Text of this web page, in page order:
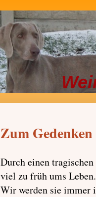
Zum Gedenken
Durch einen
viel zu früh ums Leben.
Wir werden sie immer